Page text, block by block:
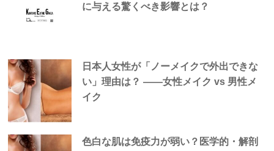
に与える驚くべき影響とは？
日本人女性が「ノーメイクで外出できな
い」理由は？ —―女性メイク vs 男性メ
イク
色白な肌は免疫力が弱い？医学的・解剖